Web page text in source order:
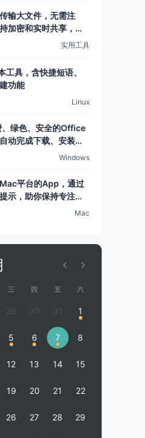
输大文件，无需注
加密和实时共享，还
实用工具
工具，含快捷短语、
功能
Linux
绿色、安全的Office
动完成下载、安装和
装更简单，支持多种
Windows
平台的App，通过
示，助你保持专注，
Mac
三 四 五 六
29 30 31 1
5 6 7 8
12 13 14 15
19 20 21 22
26 27 28 29